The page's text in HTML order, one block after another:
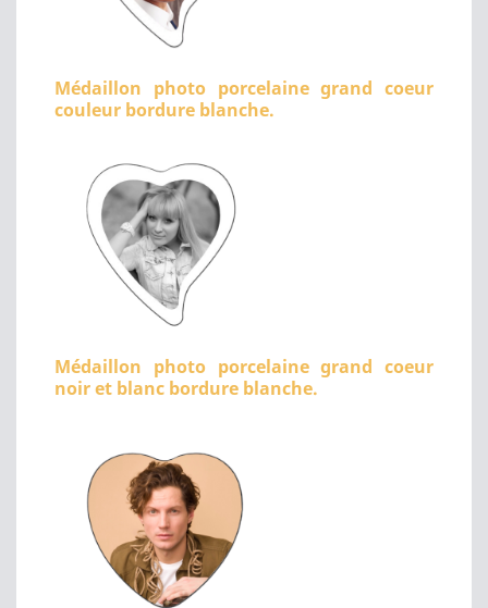
Médaillon photo porcelaine grand coeur
couleur bordure blanche.
Médaillon photo porcelaine grand coeur
noir et blanc bordure blanche.